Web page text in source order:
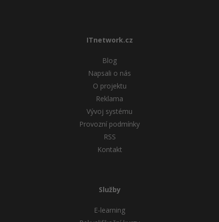
ITnetwork.cz
Blog
Napsali o nás
O projektu
Reklama
Vývoj systému
Provozní podmínky
RSS
Kontakt
Služby
E-learning